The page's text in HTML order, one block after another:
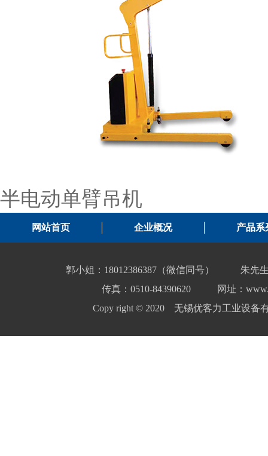
半电动单臂吊机
网站首页 企业概况 产品系
郭小姐：18012386387（微信同号）
朱先
传真：0510-84390620
网址：
Copy right © 2020 无锡优客力工业设备